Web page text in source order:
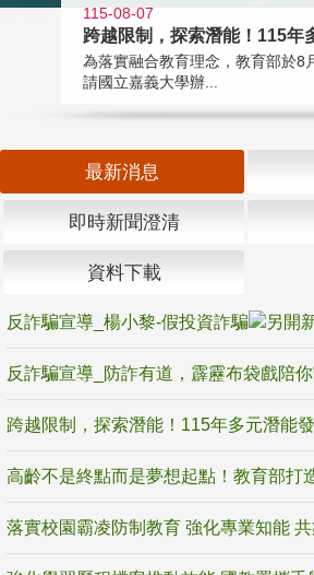
115-08-07
跨越限制，探索潛能！115年
為落實融合教育理念，教育部於8
請國立嘉義大學辦...
最新消息
即時新聞澄清
資料下載
反詐騙宣導_楊小黎-假投資詐騙
落實校園霸凌防制教育 強化專業知能